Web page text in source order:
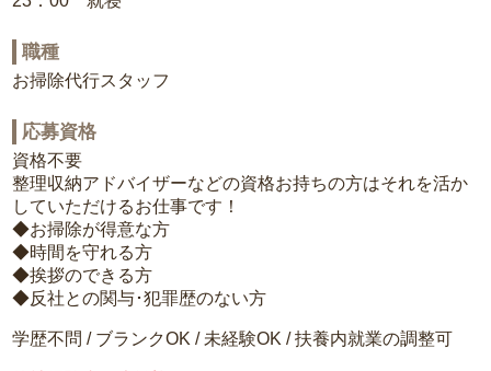
職種
お掃除代行スタッフ
応募資格
資格不要
整理収納アドバイザーなどの資格お持ちの方はそれを活か
していただけるお仕事です！
◆お掃除が得意な方
◆時間を守れる方
◆挨拶のできる方
◆反社との関与･犯罪歴のない方
学歴不問 / ブランクOK / 未経験OK / 扶養内就業の調整可